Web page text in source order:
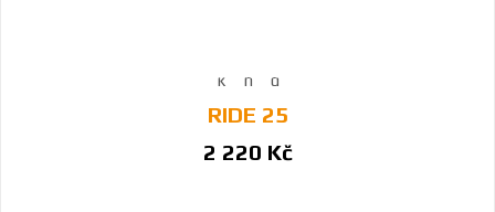
RIDE 25
2 220 Kč